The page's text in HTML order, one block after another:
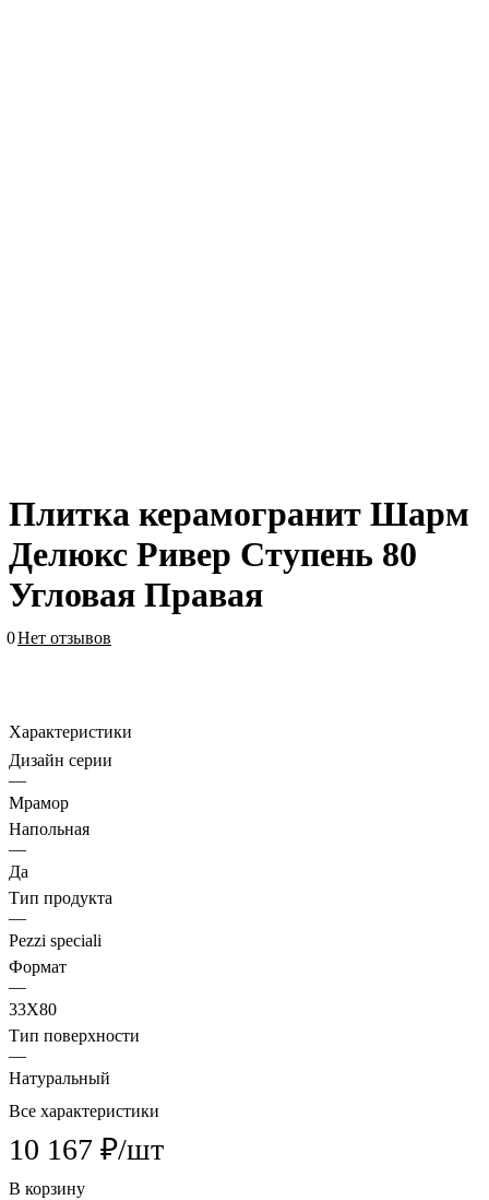
Плитка керамогранит Шарм
Делюкс Ривер Ступень 80
Угловая Правая
0Нет отзывов
Характеристики
Дизайн серии
—
Мрамор
Напольная
—
Да
Тип продукта
—
Pezzi speciali
Формат
—
33X80
Тип поверхности
—
Натуральный
Все характеристики
10 167 ₽/шт
В корзину